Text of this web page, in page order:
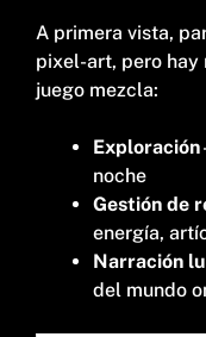
A primera vista,
pixel-art, pero hay
juego mezcla:
Exploración
noche
Gestión de
energía,
Narración
del mundo